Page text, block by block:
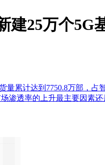
建25万个5G
累计达到7750.8万部，
渗透率的上升最主要因